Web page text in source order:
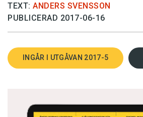
TEXT: ANDERS SVENSSON
PUBLICERAD 2017-06-16
INGÅR I UTGÅVAN 2017-5